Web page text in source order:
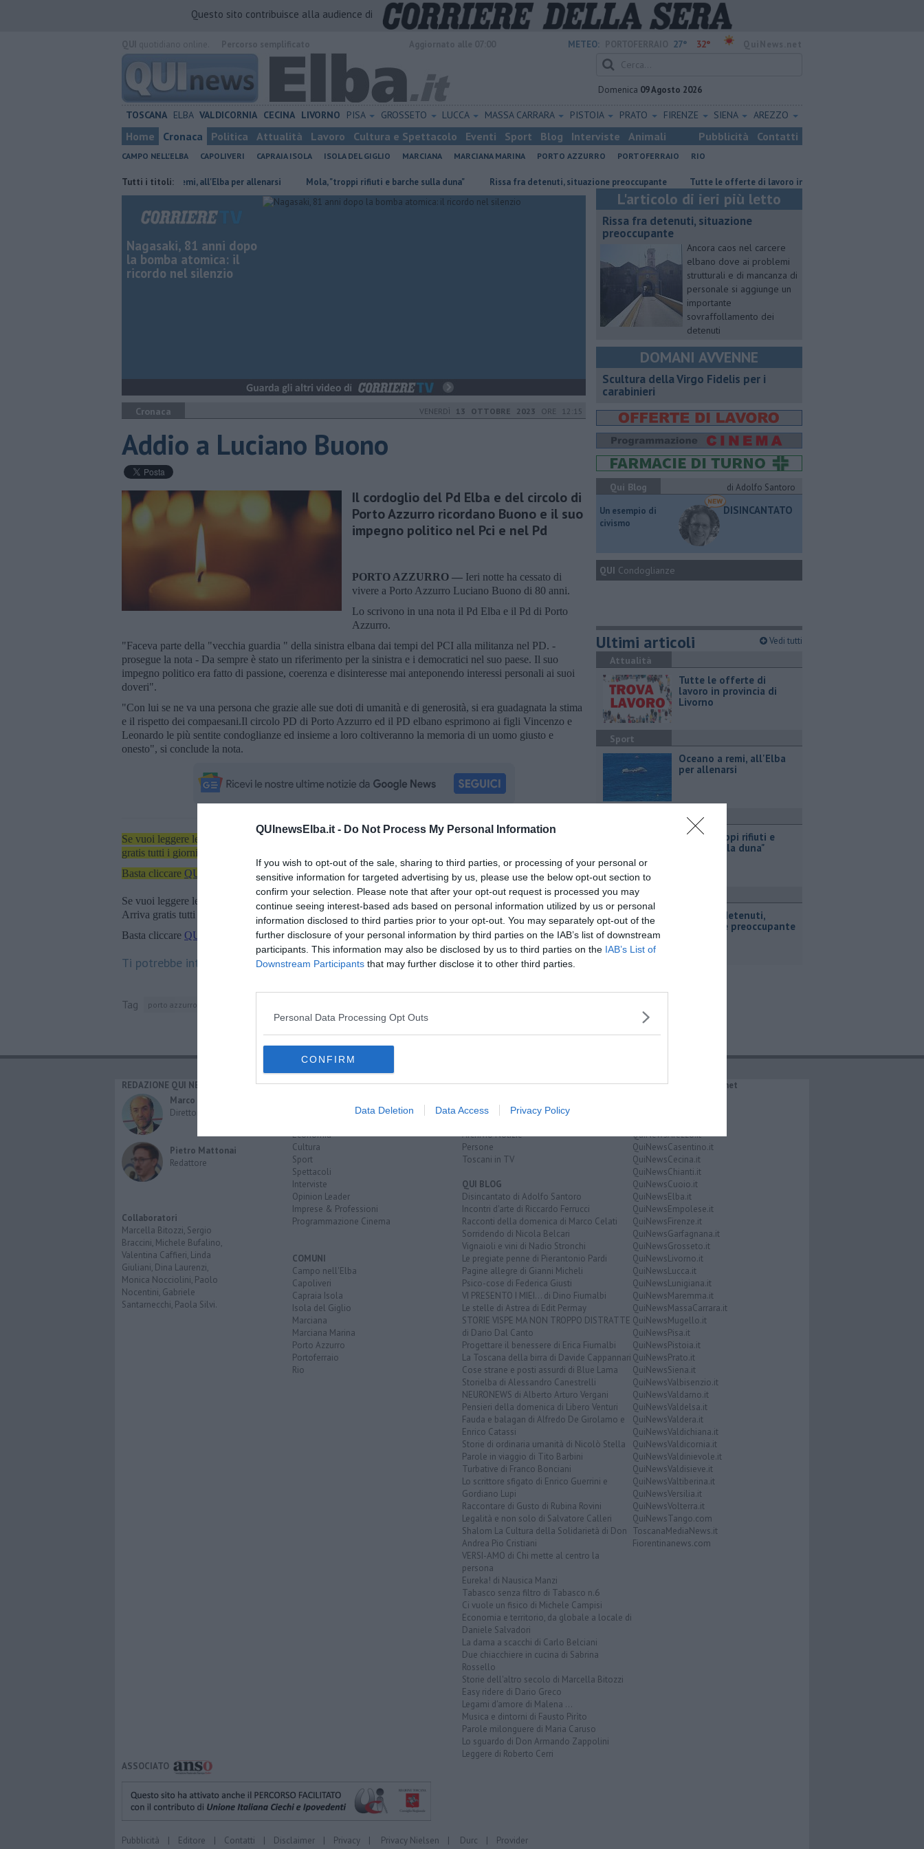
QUInewsElba.it - Do Not Process My Personal Information
If you wish to opt-out of the sale, sharing to third parties, or processing of your personal or
sensitive information for targeted advertising by us, please use the below opt-out section to
confirm your selection. Please note that after your opt-out request is processed you may
continue seeing interest-based ads based on personal information utilized by us or personal
information disclosed to third parties prior to your opt-out. You may separately opt-out of the
further disclosure of your personal information by third parties on the IAB’s list of downstream
participants. This information may also be disclosed by us to third parties on the IAB’s List of
Downstream Participants that may further disclose it to other third parties.
Personal Data Processing Opt Outs
CONFIRM
Data Deletion Data Access Privacy Policy
Questo sito contribuisce alla audience di
METEO: 27° 32°
Domenica 09 Agosto 2026
TOSCANA ELBA VALDICORNIA CECINA LIVORNO PISA GROSSETO LUCCA MASSA CARRARA PISTOIA PRATO FIRENZE SIENA AREZZO
Home Cronaca Politica Attualità Lavoro Cultura e Spettacolo Eventi Sport Blog Interviste Animali Pubblicità Contatti
CAMPO NELL'ELBA CAPOLIVERI CAPRAIA ISOLA ISOLA DEL GIGLIO MARCIANA MARCIANA MARINA PORTO AZZURRO PORTOFERRAIO RIO
Tutti i titoli:
Oceano a remi, all'Elba per allenarsi Mola, "troppi rifiuti e barche sulla duna" Rissa fra detenuti, situazione preoccupante ​Tutte le offerte di lavoro in provincia di Livorno
Nagasaki, 81 anni dopo
la bomba atomica: il
ricordo nel silenzio
Cronaca VENERDÌ 13 OTTOBRE 2023 ORE 12:15
Addio a Luciano Buono
Il cordoglio del Pd Elba e del circolo di
Porto Azzurro ricordano Buono e il suo
impegno politico nel Pci e nel Pd
PORTO AZZURRO — Ieri notte ha cessato di
vivere a Porto Azzurro Luciano Buono di 80 anni.
Lo scrivono in una nota il Pd Elba e il Pd di Porto
Azzurro.
"Faceva parte della "vecchia guardia " della sinistra elbana dai tempi del PCI alla militanza nel PD. -
prosegue la nota - Da sempre è stato un riferimento per la sinistra e i democratici nel suo paese. Il suo
impegno politico era fatto di passione, coerenza e disinteresse mai anteponendo interessi personali ai suoi
doveri".
"Con lui se ne va una persona che grazie alle sue doti di umanità e di generosità, si era guadagnata la stima
e il rispetto dei compaesani.Il circolo PD di Porto Azzurro ed il PD elbano esprimono ai figli Vincenzo e
Leonardo le più sentite condoglianze ed insieme a loro coltiveranno la memoria di un uomo giusto e
onesto", si conclude la nota.
Se vuoi leggere le notizie principali dell'isola d'Elba iscriviti alla Newsletter QUInews ELBA.
gratis tutti i giorni alle 7:00 del mattino direttamente nella tua casella di posta.
Basta cliccare QUI
Se vuoi leggere le notizie principali della Toscana iscriviti alla
Newsletter QUInews - ToscanaMedia.
Arriva gratis tutti i giorni alle 20:00 direttamente nella tua casella di posta.
Basta cliccare QUI
Ti potrebbe interessare anche:
Tag porto azzurro
L'articolo di ieri più letto
Rissa fra detenuti, situazione
preoccupante
Ancora caos nel carcere
elbano dove ai problemi
strutturali e di mancanza di
personale si aggiunge un
importante
sovraffollamento dei
detenuti
DOMANI AVVENNE
Scultura della Virgo Fidelis per i
carabinieri
Qui Blog
di Adolfo Santoro
​Un esempio di
civismo
DISINCANTATO
QUI Condoglianze
Ultimi articoli Vedi tutti
Attualità
​Tutte le offerte di
lavoro in provincia di
Livorno
Sport
Oceano a remi, all'Elba
per allenarsi
Mola, "troppi rifiuti e
barche sulla duna"
Cronaca
Rissa fra detenuti,
situazione preoccupante
REDAZIONE QUI NEWS
Marco Migli
Direttore Responsabile
Pietro Mattonai
Redattore
Collaboratori
Marcella Bitozzi, Sergio
Braccini, Michele Bufalino,
Valentina Caffieri, Linda
Giuliani, Dina Laurenzi,
Monica Nocciolini, Paolo
Nocentini, Gabriele
Santarnecchi, Paola Silvi.
CATEGORIE
Economia
Cultura
Sport
Spettacoli
Interviste
Opinion Leader
Imprese & Professioni
Programmazione Cinema
COMUNI
Campo nell'Elba
Capoliveri
Capraia Isola
Isola del Giglio
Marciana
Marciana Marina
Porto Azzurro
Portoferraio
Rio
RUBRICHE
Più Letti della settimana
Archivio Notizie
Persone
Toscani in TV
QUI BLOG
Disincantato di Adolfo Santoro
Incontri d'arte di Riccardo Ferrucci
Racconti della domenica di Marco Celati
Sorridendo di Nicola Belcari
Vignaioli e vini di Nadio Stronchi
Le pregiate penne di Pierantonio Pardi
Pagine allegre di Gianni Micheli
Psico-cose di Federica Giusti
VI PRESENTO I MIEI... di Dino Fiumalbi
Le stelle di Astrea di Edit Permay
STORIE VISPE MA NON TROPPO DISTRATTE
di Dario Dal Canto
Progettare il benessere di Erica Fiumalbi
La Toscana della birra di Davide Cappannari
Cose strane e posti assurdi di Blue Lama
Storielba di Alessandro Canestrelli
NEURONEWS di Alberto Arturo Vergani
Pensieri della domenica di Libero Venturi
Fauda e balagan di Alfredo De Girolamo e
Enrico Catassi
Storie di ordinaria umanità di Nicolò Stella
Parole in viaggio di Tito Barbini
Turbative di Franco Bonciani
Lo scrittore sfigato di Enrico Guerrini e
Gordiano Lupi
Raccontare di Gusto di Rubina Rovini
Legalità e non solo di Salvatore Calleri
Shalom La Cultura della Solidarietà di Don
Andrea Pio Cristiani
VERSI-AMO di Chi mette al centro la
persona
Eureka! di Nausica Manzi
Tabasco senza filtro di Tabasco n.6
Ci vuole un fisico di Michele Campisi
Economia e territorio, da globale a locale di
Daniele Salvadori
La dama a scacchi di Carlo Belciani
Due chiacchiere in cucina di Sabrina
Rossello
Storie dell'altro secolo di Marcella Bitozzi
Easy ridere di Dario Greco
Legami d'amore di Malena ...
Musica e dintorni di Fausto Pirìto
Parole milonguere di Maria Caruso
Lo sguardo di Don Armando Zappolini
Leggere di Roberto Cerri
IL NETWORK QuiNews.net
QuiNewsArezzo.it
QuiNewsCasentino.it
QuiNewsCecina.it
QuiNewsChianti.it
QuiNewsCuoio.it
QuiNewsElba.it
QuiNewsEmpolese.it
QuiNewsFirenze.it
QuiNewsGarfagnana.it
QuiNewsGrosseto.it
QuiNewsLivorno.it
QuiNewsLucca.it
QuiNewsLunigiana.it
QuiNewsMaremma.it
QuiNewsMassaCarrara.it
QuiNewsMugello.it
QuiNewsPisa.it
QuiNewsPistoia.it
QuiNewsPrato.it
QuiNewsSiena.it
QuiNewsValbisenzio.it
QuiNewsValdarno.it
QuiNewsValdelsa.it
QuiNewsValdera.it
QuiNewsValdichiana.it
QuiNewsValdicornia.it
QuiNewsValdinievole.it
QuiNewsValdisieve.it
QuiNewsValtiberina.it
QuiNewsVersilia.it
QuiNewsVolterra.it
QuiNewsTango.com
ToscanaMediaNews.it
Fiorentinanews.com
ASSOCIATO
Pubblicità | Editore | Contatti | Disclaimer | Privacy | Privacy Nielsen | Durc | Provider